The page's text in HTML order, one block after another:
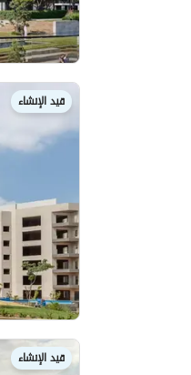
قيد الإنشاء
قيد الإنشاء